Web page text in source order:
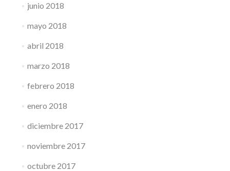
junio 2018
mayo 2018
abril 2018
marzo 2018
febrero 2018
enero 2018
diciembre 2017
noviembre 2017
octubre 2017